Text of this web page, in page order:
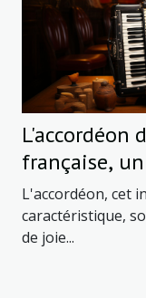
L'accordéon
française,
L'accordéon, cet
caractéristique,
de joie...